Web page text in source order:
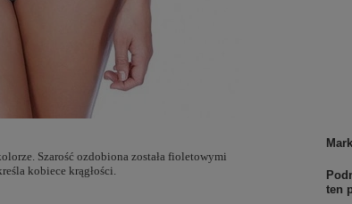
Szarość ozdobiona została fioletowymi
kobiece krągłości.
ten